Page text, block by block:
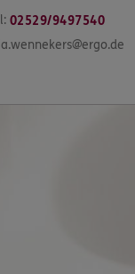
02529/9497540